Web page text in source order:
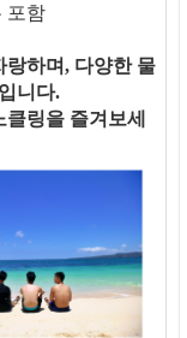
포함
랑하며, 다양한 물
니다.
링을 즐겨보세